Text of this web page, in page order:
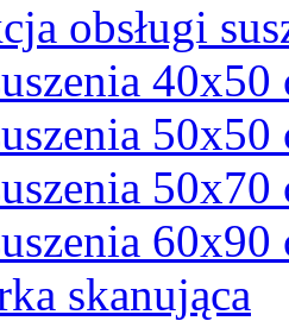
obsługi
40x50
50x50
50x70
60x90
skanująca